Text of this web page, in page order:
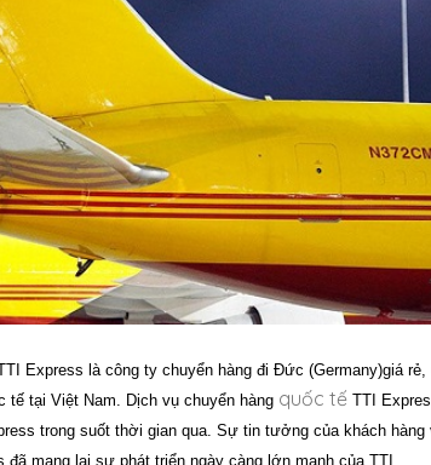
Express là công ty chuyển hàng đi Đức (Germany)giá rẻ,
tế tại Việt Nam.
Dịch vụ chuyển hàng quốc tế TTI
trong suốt thời gian qua. Sự tin tưởng của khách hàng
đã mang lại sự phát triển ngày càng lớn mạnh của TTI